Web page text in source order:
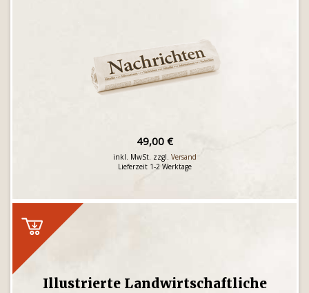
49,00 €
inkl. MwSt. zzgl. Versand
Lieferzeit 1-2 Werktage
Illustrierte Landwirtschaftliche